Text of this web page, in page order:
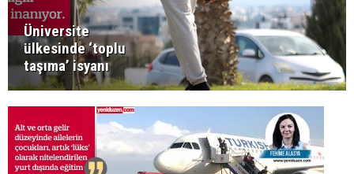
Üniversite
ülkesinde ‘toplu
taşıma’ isyanı